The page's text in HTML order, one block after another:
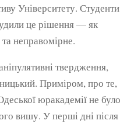
Університету. Студенти
це рішення — як
неправомірне.
твердження,
Приміром, про те,
юракадемії не було
вишу. У перші дні після